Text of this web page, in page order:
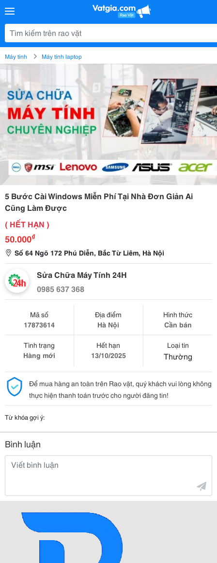
Máy tính Máy tính laptop
5 Bước Cài Windows Miễn Phí Tại Nhà Đơn Giản Ai
Cũng Làm Được
( HẾT HẠN )
50.000₫
Số 64 Ngõ 172 Phú Diễn, Bắc Từ Liêm, Hà Nội
Sửa Chữa Máy Tính 24H
0985 637 368
Mã số
17873614
Địa điểm
Hà Nội
Hình thức
Cần bán
Tình trạng
Hàng mới
Hết hạn
13/10/2025
Loại tin
Thường
Để mua hàng an toàn trên Rao vặt, quý khách vui lòng không
thực hiện thanh toán trước cho người đăng tin!
Từ khóa gợi ý:
Bình luận